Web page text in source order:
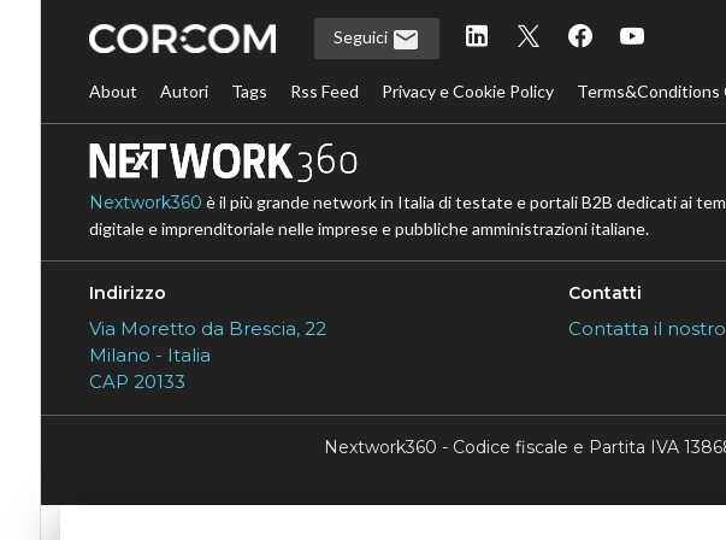
Seguici
About Autori Tags Rss Feed Privacy e Cookie Policy
Nextwork360 è il più grande network in Italia di testate e portali B2B dedicati ai
digitale e imprenditoriale nelle imprese e pubbliche amministrazioni italiane.
Indirizzo
Via Moretto da Brescia, 22
Milano - Italia
CAP 20133
Contatti
Contatta il
Nextwork360 - Codice fiscale e Partita IVA